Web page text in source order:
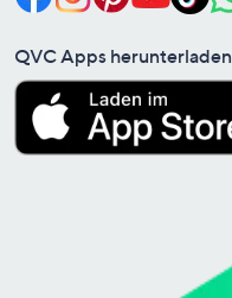
QVC Apps herunterladen